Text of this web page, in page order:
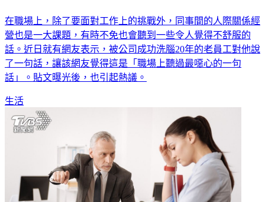
在職場上，除了要面對工作上的挑戰外，同事間的人際關係經
營也是一大課題，有時不免也會聽到一些令人覺得不舒服的
話。近日就有網友表示，被公司成功洗腦20年的老員工對他說
了一句話，讓該網友覺得這是「職場上聽過最噁心的一句
話」。貼文曝光後，也引起熱議。
生活